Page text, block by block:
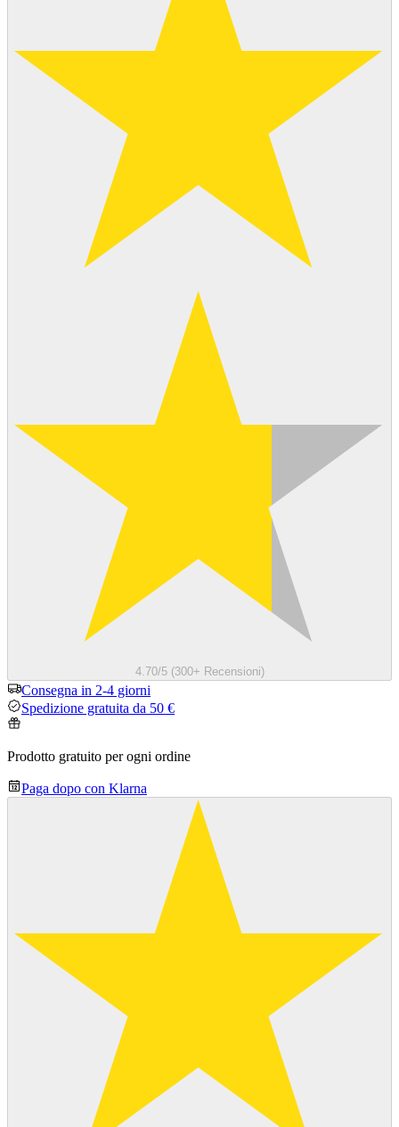
4.70/5 (300+ Recensioni)
Consegna in 2-4 giorni
Spedizione gratuita da 50 €
Prodotto gratuito per ogni ordine
Paga dopo con Klarna